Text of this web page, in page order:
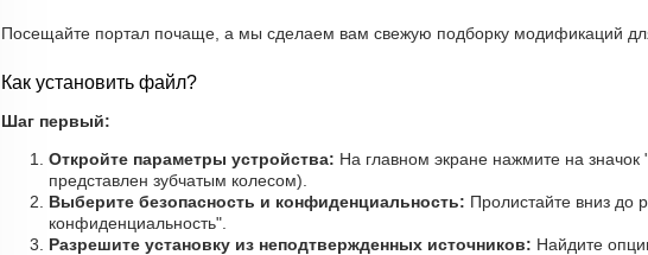
Посещайте портал почаще, а мы сделаем вам свежую подборку модификаций
Как установить файл?
Шаг первый:
Откройте параметры устройства: На главном экране нажмите на
представлен зубчатым колесом).
Выберите безопасность и конфиденциальность: Пролистайте вниз до
конфиденциальность".
Разрешите установку из неподтвержденных источников: Найдите